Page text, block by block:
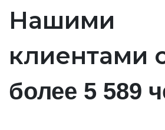
Нашими
клиентами
более 5 589